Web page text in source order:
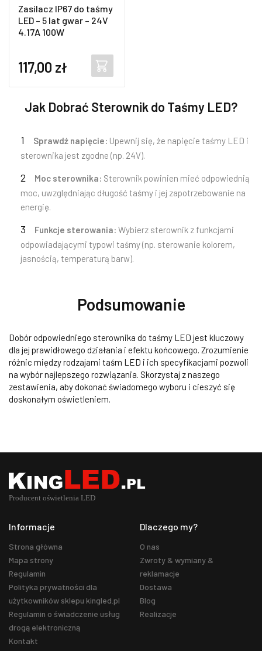
Zasilacz IP67 do taśmy
LED – 5 lat gwar – 24V
4.17A 100W
117,00 zł
Jak Dobrać Sterownik do Taśmy LED?
Sprawdź napięcie: Upewnij się, że napięcie taśmy LED i
sterownika jest zgodne (np. 24V).
Moc sterownika: Sterownik powinien mieć odpowiednią
moc, uwzględniając długość taśmy i jej zapotrzebowanie na
energię.
Funkcje sterowania: Wybierz sterownik z funkcjami
odpowiadającymi typowi taśmy (np. sterowanie kolorem,
jasnością, temperaturą barw).
Podsumowanie
Dobór odpowiedniego sterownika do taśmy LED jest kluczowy
dla jej prawidłowego działania i efektu końcowego. Zrozumienie
różnic między rodzajami taśm LED i ich specyfikacjami pozwoli
na wybór najlepszego rozwiązania. Skorzystaj z naszego
zestawienia, aby dokonać świadomego wyboru i cieszyć się
doskonałym oświetleniem.
Informacje
Strona główna
Mapa strony
Regulamin
Polityka prywatności dla
użytkowników sklepu kingled.pl
Regulamin o świadczenie usług
drogą elektroniczną
Kontakt
Dlaczego my?
O nas
Zwroty & wymiany &
reklamacje
Dostawa
Blog
Realizacje